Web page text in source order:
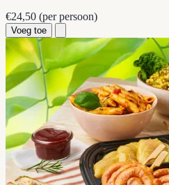
€24,50 (per persoon)
Voeg toe